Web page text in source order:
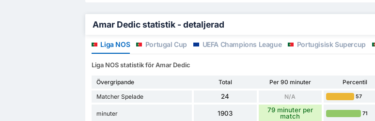
Amar Dedic statistik - detaljerad
Liga NOS Portugal Cup UEFA Champions League Portugisisk Supercup
Liga NOS statistik för Amar Dedic
Övergripande Total Per 90 minuter
Percentil
Matcher Spelade
24 N/A 57
minuter 1903
79 minuter per
match
71